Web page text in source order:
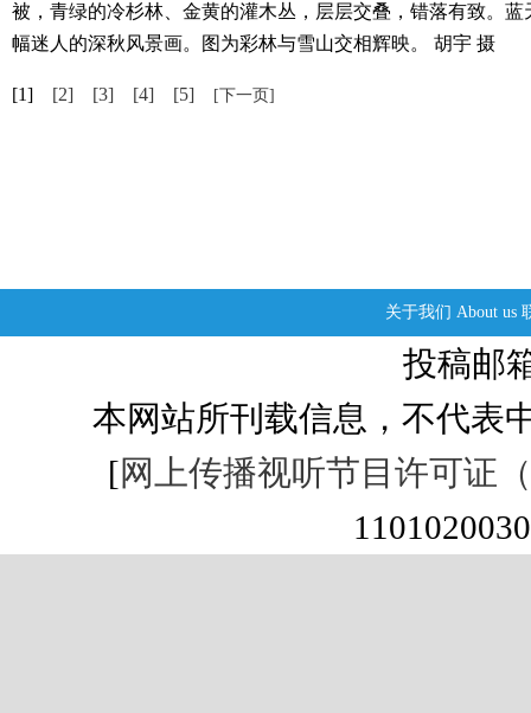
被，青绿的冷杉林、金黄的灌木丛，层层交叠，错落有致。
幅迷人的深秋风景画。图为彩林与雪山交相辉映。 胡宇 摄
[1] [2] [3] [4] [5] [下一页]
关于我们 About us
投稿邮
本网站所刊载信息，不代表
[网上传播视听节目许可证